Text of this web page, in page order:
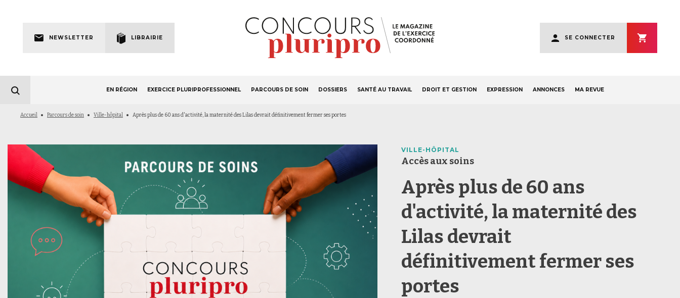
navigation
NEWSLETTER LIBRAIRIE
account
menu
SE CONNECTER
S'ABONNER
principale
EN RÉGION EXERCICE PLURIPROFESSIONNEL PARCOURS DE SOIN DOSSIERS SANTÉ AU TRAVAIL DROIT ET GESTION EXPRESSION ANNONCES MA REVUE
Fil
Accueil Parcours de soin Ville-hôpital Après plus de 60 ans d'activité, la maternité des Lilas devrait définitivement fermer ses portes
VILLE-HÔPITAL
Accès aux soins
Après plus de 60 ans
d'activité, la maternité des
Lilas devrait
définitivement fermer ses
portes